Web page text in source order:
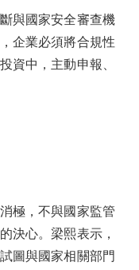
與國家安全審查機
企業必須將合規性
資中，主動申報、
極，不與國家監管
決心。梁熙表示，
圖與國家相關部門